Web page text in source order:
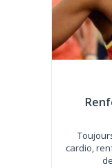
cardio,